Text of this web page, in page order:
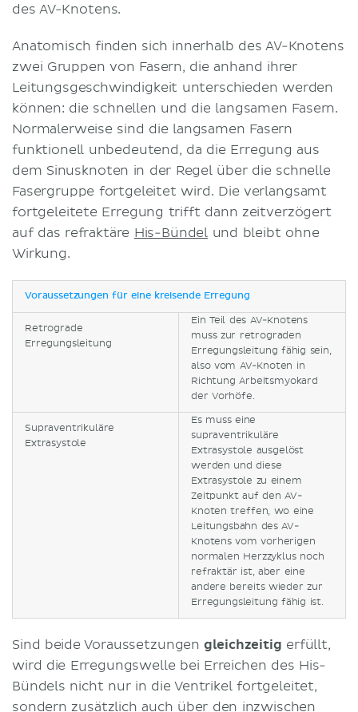
des AV-Knotens.
Anatomisch finden sich innerhalb des AV-Knotens
zwei Gruppen von Fasern, die anhand ihrer
Leitungsgeschwindigkeit unterschieden werden
können: die schnellen und die langsamen Fasern.
Normalerweise sind die langsamen Fasern
funktionell unbedeutend, da die Erregung aus
dem Sinusknoten in der Regel über die schnelle
Fasergruppe fortgeleitet wird. Die verlangsamt
fortgeleitete Erregung trifft dann zeitverzögert
auf das refraktäre His-Bündel und bleibt ohne
Wirkung.
Voraussetzungen für eine kreisende Erregung
Retrograde
Erregungsleitung
Ein Teil des AV-Knotens
muss zur retrograden
Erregungsleitung fähig sein,
also vom AV-Knoten in
Richtung Arbeitsmyokard
der Vorhöfe.
Supraventrikuläre
Extrasystole
Es muss eine
supraventrikuläre
Extrasystole ausgelöst
werden und diese
Extrasystole zu einem
Zeitpunkt auf den AV-
Knoten treffen, wo eine
Leitungsbahn des AV-
Knotens vom vorherigen
normalen Herzzyklus noch
refraktär ist, aber eine
andere bereits wieder zur
Erregungsleitung fähig ist.
Sind beide Voraussetzungengleichzeitig erfüllt,
wird die Erregungswelle bei Erreichen des His-
Bündels nicht nur in die Ventrikel fortgeleitet,
sondern zusätzlich auch über den inzwischen